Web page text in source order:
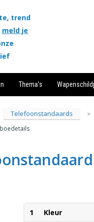
trend
meld je
Thema's
Telefoonstandaards >
1 Kleur